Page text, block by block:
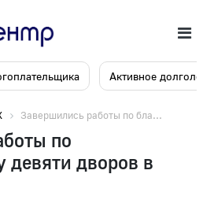
Активное
Завершились работы по бла...
по
девяти дворов в